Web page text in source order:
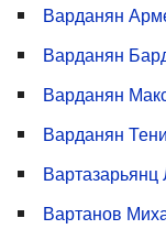
Варданян
Варданян
Варданян
Варданян Тени
Вартазарьянц
Вартанов